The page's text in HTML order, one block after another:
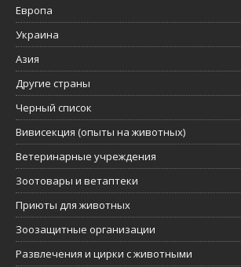
Европа
Украина
Азия
Другие страны
Черный список
Вивисекция (опыты на животных)
Ветеринарные учреждения
Зоотовары и ветаптеки
Приюты для животных
Зоозащитные организации
Развлечения и цирки с животными